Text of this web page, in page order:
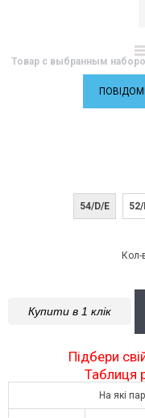
Товар с выбранным
54/D/E
52/
Кол-
Купити в 1 клік
Підбери
Таблиця
На які